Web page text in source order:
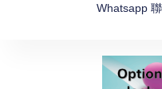
Whatsapp